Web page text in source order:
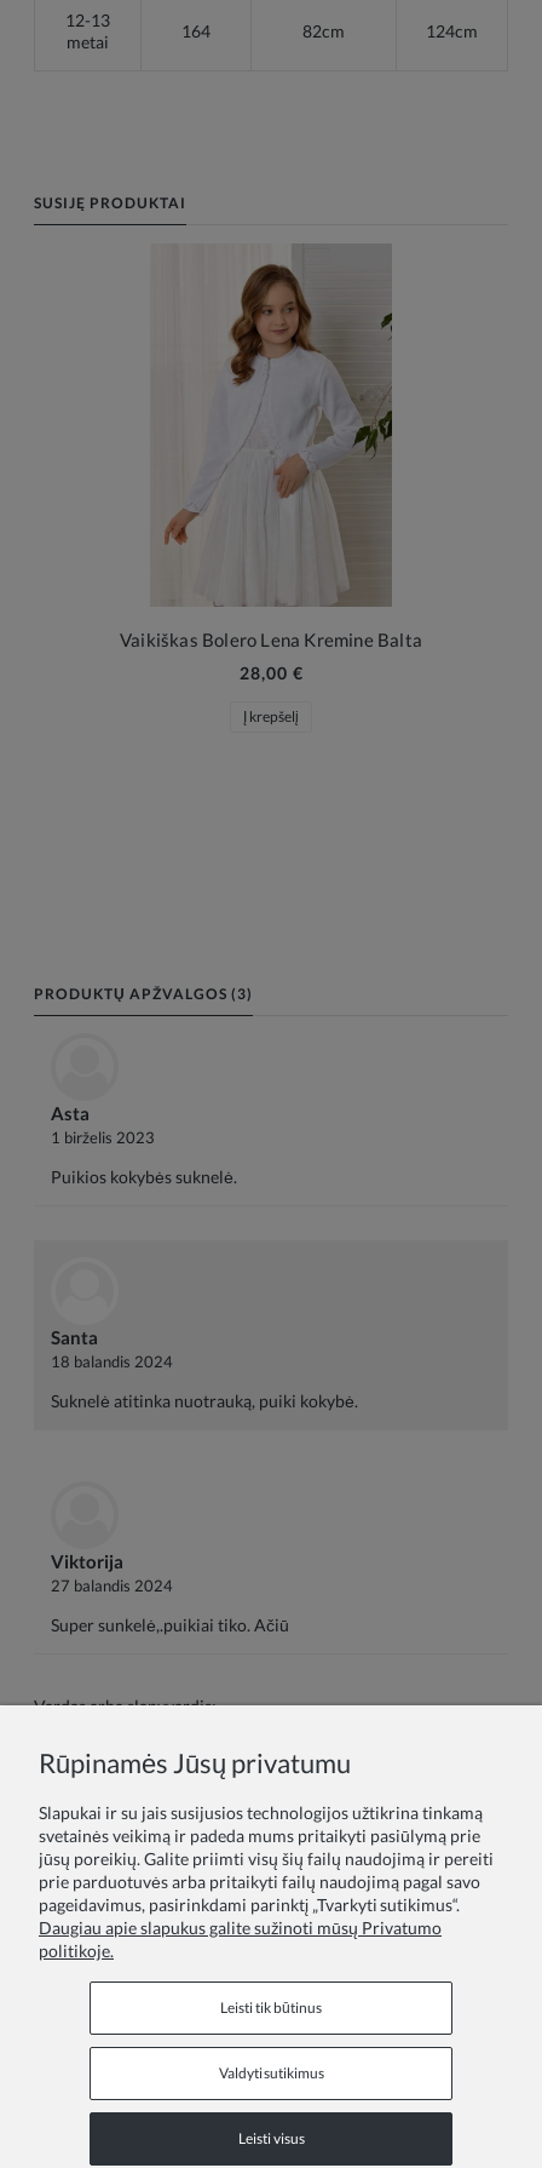
12-13
metai
164 82cm 124cm
SUSIJĘ PRODUKTAI
Vaikiškas Bolero Lena Kremine Balta
28,00 €
Į krepšelį
PRODUKTŲ APŽVALGOS (3)
Asta
1 birželis 2023
Puikios kokybės suknelė.
Santa
18 balandis 2024
Suknelė atitinka nuotrauką, puiki kokybė.
Viktorija
27 balandis 2024
Super sunkelė,.puikiai tiko. Ačiū
Vardas arba slapyvardis:
Rūpinamės Jūsų privatumu
Slapukai ir su jais susijusios technologijos užtikrina tinkamą
svetainės veikimą ir padeda mums pritaikyti pasiūlymą prie
jūsų poreikių. Galite priimti visų šių failų naudojimą ir pereiti
prie parduotuvės arba pritaikyti failų naudojimą pagal savo
pageidavimus, pasirinkdami parinktį „Tvarkyti sutikimus“.
Daugiau apie slapukus galite sužinoti mūsų Privatumo
politikoje.
Leisti tik būtinus
Valdyti sutikimus
Leisti visus